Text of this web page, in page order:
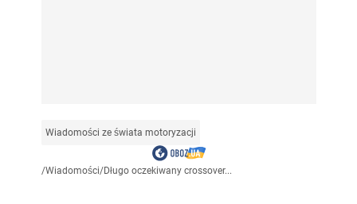
Wiadomości ze świata motoryzacji
/Wiadomości/Długo oczekiwany crossover...